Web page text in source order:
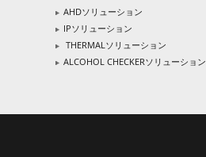
AHDソリューション
IPソリューション
THERMALソリューション
ALCOHOL CHECKERソリューション